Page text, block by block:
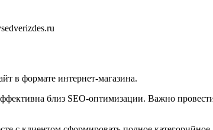
в формате интернет-магазина.
близ SEO-оптимизации. Важно